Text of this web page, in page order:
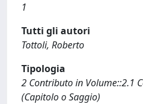
1
Tutti gli autori
Tottoli, Roberto
Tipologia
2 Contributo in Volume::2.1
(Capitolo o Saggio)